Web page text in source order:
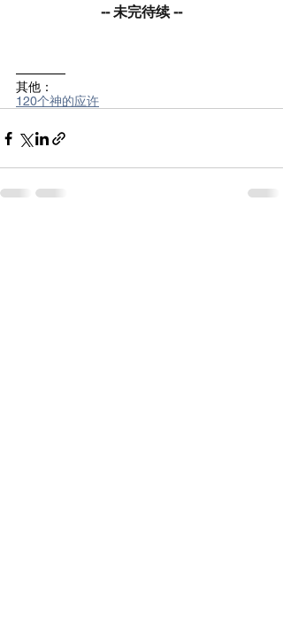
-- 未完待续 --
————
其他：
120个神的应许